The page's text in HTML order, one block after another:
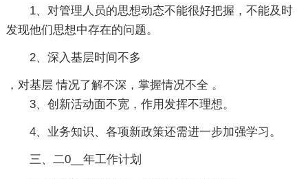
1、对管理人员的思想动态不能很好把握，不能及时
发现他们思想中存在的问题。
2、深入基层时间不多
，对基层 情况了解不深，掌握情况不全 。
3、创新活动面不宽，作用发挥不理想。
4、业务知识、各项新政策还需进一步加强学习。
三、二0__年工作计划